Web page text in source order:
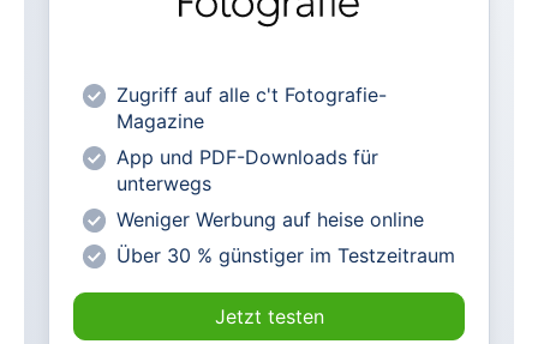
Alle exklusiven heise+ Artikel frei
lesen
Vorteilspreis für Magazin-
Abonnenten
Zugriff auf alle c't Fotografie-
Magazine
App und PDF-Downloads für
unterwegs
Weniger Werbung auf heise online
Über 30 % günstiger im Testzeitraum
Jetzt testen